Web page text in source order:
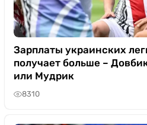
Зарплаты украинских
получает больше –
или Мудрик
8310